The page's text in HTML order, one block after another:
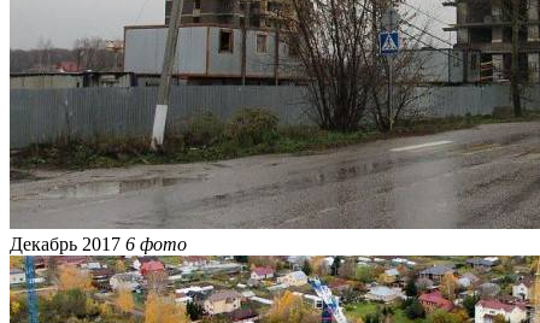
Декабрь 2017 6 фото